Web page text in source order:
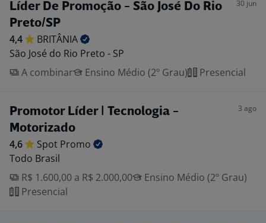
Líder De Promoção - São José Do Rio
Preto/SP
30 jun
4,4
BRITÂNIA
São José do Rio Preto - SP
A combinar
Ensino Médio (2º Grau) Presencial
Promotor Líder | Tecnologia -
Motorizado
3 ago
4,6 Spot Promo
Todo Brasil
R$ 1.600,00 a R$ 2.000,00
Ensino Médio (2º Grau)
Presencial